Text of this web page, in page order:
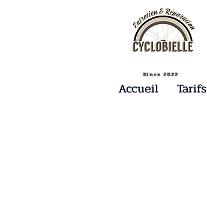
Since 2022
Accueil Tarifs